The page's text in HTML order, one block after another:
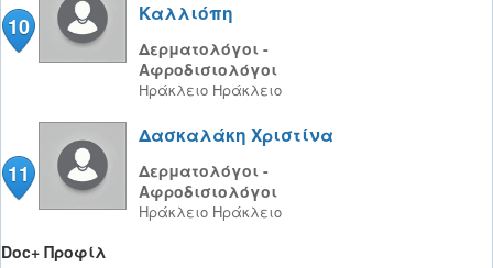
10
Καλλιόπη
Δερματολόγοι -
Αφροδισιολόγοι
Ηράκλειο Ηράκλειο
11
Δασκαλάκη Χριστίνα
Δερματολόγοι -
Αφροδισιολόγοι
Ηράκλειο Ηράκλειο
Doc+ Προφίλ